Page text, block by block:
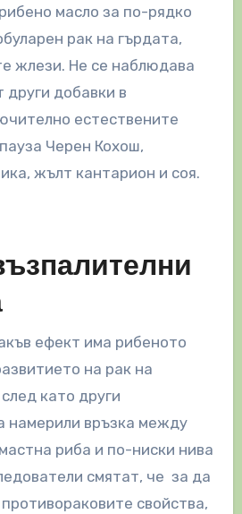
масло за по-рядко
рак на гърдата,
жлези. Не се наблюдава
добавки в
естествените
Черен Кохош,
жълт кантарион и соя.
ефект има рибеното
на рак на
като други
намерили връзка между
риба и по-ниски нива
смятат, че за да
свойства,